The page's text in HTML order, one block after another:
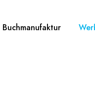
Buchmanufaktur